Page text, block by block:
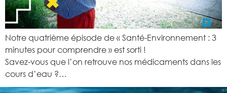
Notre quatrième épisode de « Santé-Environnement : 3
minutes pour comprendre » est sorti !
Savez-vous que l’on retrouve nos médicaments dans les
cours d’eau ?…